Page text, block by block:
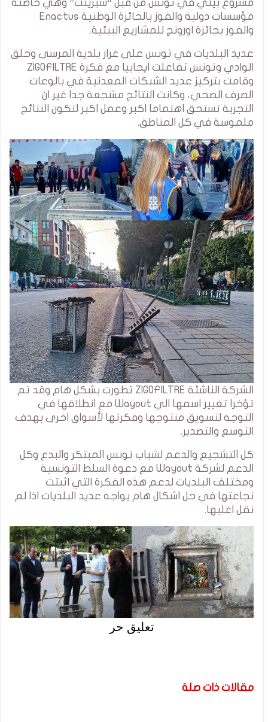
مشروع بيئي في تونس من قبل “سبرينت” وهي حاضنة
مؤسسات دولية والفوز بالحائزة الوطنية Enactus
والفوز بجائزة اورونج للمشاريع البيئية.
عديد البلديات في تونس على غرار بلدية المرسى وحلق
الوادي وتونس تفاعلت ايجابيا مع فكرة ZIGOFILTRE
وقامت بتركيز عديد الشبكات المعدنية في بالوعات
الصرف الصحي، وكانت النتائج مشجعة جدا غير ان
التجربة تستحق اهتماما اكبر وعمل اكبر لتكون النتائج
ملموسة في كل المناطق.
الشركة الناشئة ZIGOFILTRE تطورت بشكل هام وقد تم
تؤخرا تغيير اسمها الي Wayout مع انطلاقها في
التوجه لتسويق منتوجها وفكرتها لأسواق اخرى بهدف
التوسع والتصدير.
كل التشجيع والدعم لشباب تونس المبتكر والبدع وكل
الدعم لشركة Wayout مع دعوة السلط التونسية
ومختلف البلديات لدعم هذه الفكرة التي اثبتت
نجاعتها في حل اشكال هام يواجه عديد البلديات اذا لم
نقل اغلبها.
تعليق حر
مقالات ذات صلة